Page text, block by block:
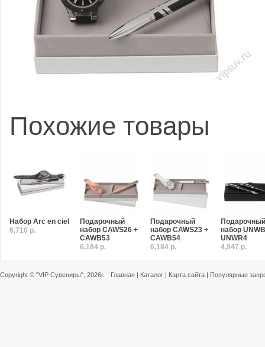
Похожие товары
Набор Arc en ciel
6,710 р.
Подарочный
набор CAWS26 +
CAWB53
6,184 р.
Подарочный
набор CAWS23 +
CAWB54
6,184 р.
Подарочный
набор
UNWR4
4,947 р.
Copyright © "VIP Сувениры" , 2026г. Главная | Каталог | Карта сайта | Популярные